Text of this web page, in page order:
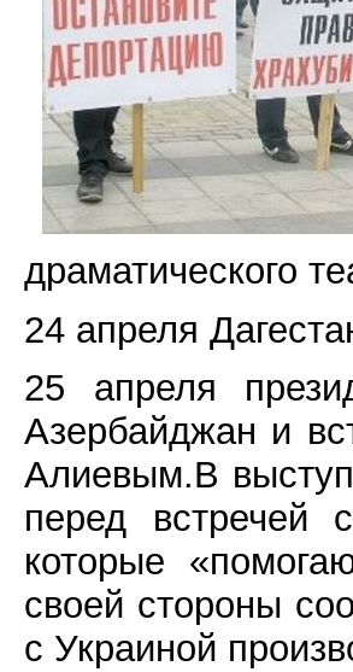
драматического
24 апреля
25 апреля
Азербайджан и
Алиевым.В
перед встречей
которые
своей стороны
с Украиной